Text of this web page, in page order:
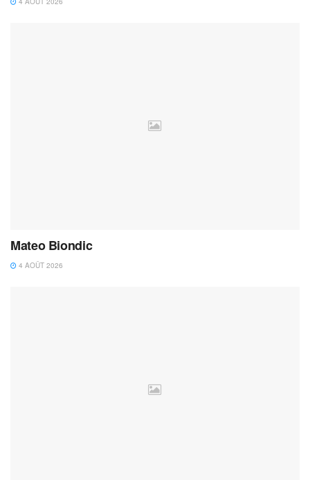
Mateo Biondic
4 AOÛT 2026